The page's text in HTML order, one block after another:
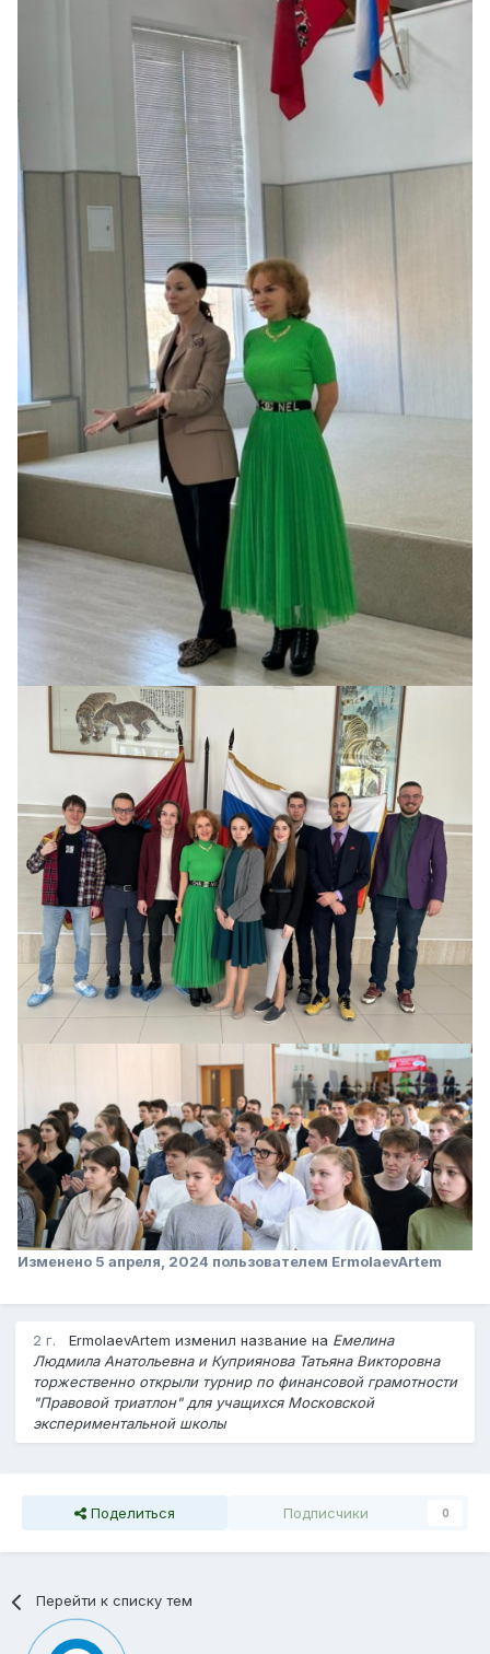
Изменено 5 апреля, 2024 пользователем ErmolaevArtem
2 г. ErmolaevArtem изменил название на Емелина
Людмила Анатольевна и Куприянова Татьяна Викторовна
торжественно открыли турнир по финансовой грамотности
"Правовой триатлон" для учащихся Московской
экспериментальной школы
Поделиться Подписчики 0
Перейти к списку тем